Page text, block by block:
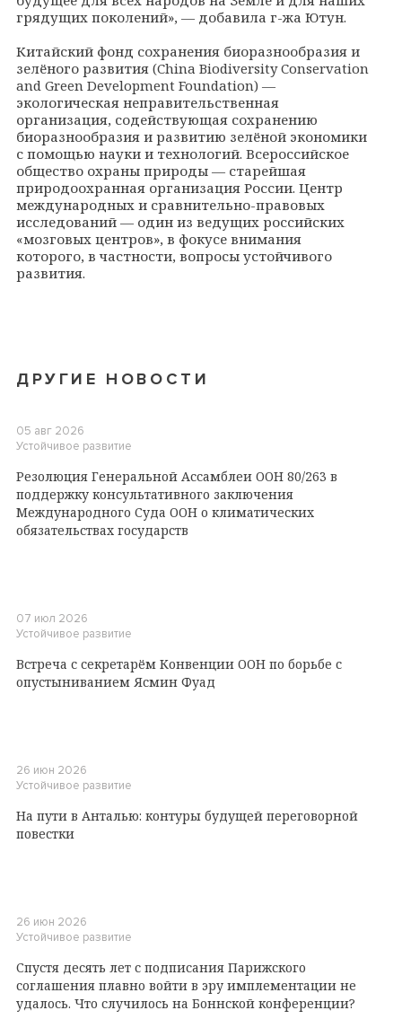
грядущих поколений», — добавила г-жа Ютун.
Китайский фонд сохранения биоразнообразия и
зелёного развития (China Biodiversity Conservation
and Green Development Foundation) —
экологическая неправительственная
организация, содействующая сохранению
биоразнообразия и развитию зелёной экономики
с помощью науки и технологий. Всероссийское
общество охраны природы — старейшая
природоохранная организация России. Центр
международных и сравнительно-правовых
исследований — один из ведущих российских
«мозговых центров», в фокусе внимания
которого, в частности, вопросы устойчивого
развития.
ДРУГИЕ НОВОСТИ
05 авг 2026
Устойчивое развитие
Резолюция Генеральной Ассамблеи ООН 80/263 в
поддержку консультативного заключения
Международного Суда ООН о климатических
обязательствах государств
07 июл 2026
Устойчивое развитие
Встреча с секретарём Конвенции ООН по борьбе с
опустыниванием Ясмин Фуад
26 июн 2026
Устойчивое развитие
На пути в Анталью: контуры будущей переговорной
повестки
26 июн 2026
Устойчивое развитие
Спустя десять лет с подписания Парижского
соглашения плавно войти в эру имплементации не
удалось. Что случилось на Боннской конференции?